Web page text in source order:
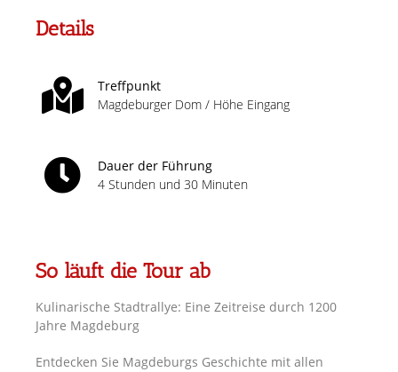
Details
Treffpunkt
Magdeburger Dom / Höhe Eingang
Dauer der Führung
4 Stunden und 30 Minuten
So läuft die Tour ab
Kulinarische Stadtrallye: Eine Zeitreise durch 1200
Jahre Magdeburg
Entdecken Sie Magdeburgs Geschichte mit allen